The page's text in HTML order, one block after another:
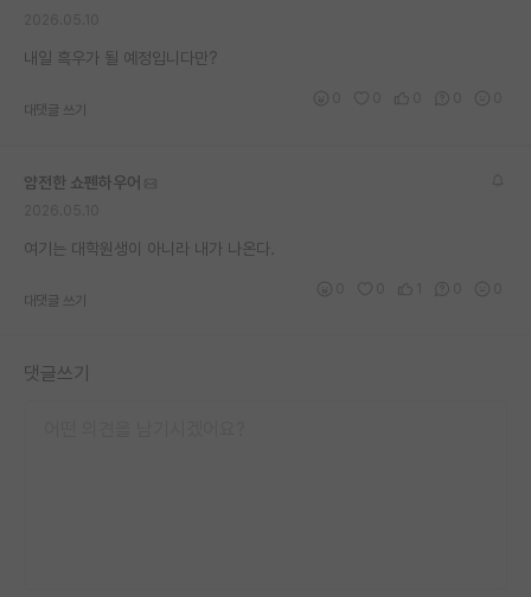
내일 흑우가 될 예정입니다만?
대댓글 쓰기
얌전한 쇼펜하우어
여기는 대학원생이 아니라 내가 나온다.
대댓글 쓰기
댓글쓰기